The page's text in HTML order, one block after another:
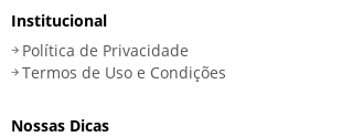
Institucional
Política de Privacidade
Termos de Uso e Condições
Nossas Dicas